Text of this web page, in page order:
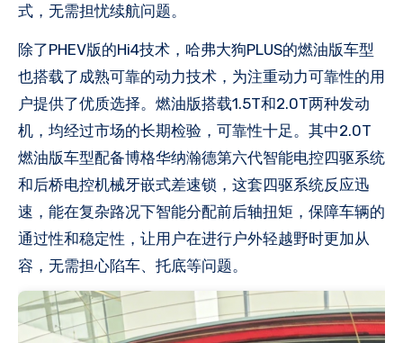
式，无需担忧续航问题。
除了PHEV版的Hi4技术，哈弗大狗PLUS的燃油版车型
也搭载了成熟可靠的动力技术，为注重动力可靠性的用
户提供了优质选择。燃油版搭载1.5T和2.0T两种发动
机，均经过市场的长期检验，可靠性十足。其中2.0T
燃油版车型配备博格华纳瀚德第六代智能电控四驱系统
和后桥电控机械牙嵌式差速锁，这套四驱系统反应迅
速，能在复杂路况下智能分配前后轴扭矩，保障车辆的
通过性和稳定性，让用户在进行户外轻越野时更加从
容，无需担心陷车、托底等问题。